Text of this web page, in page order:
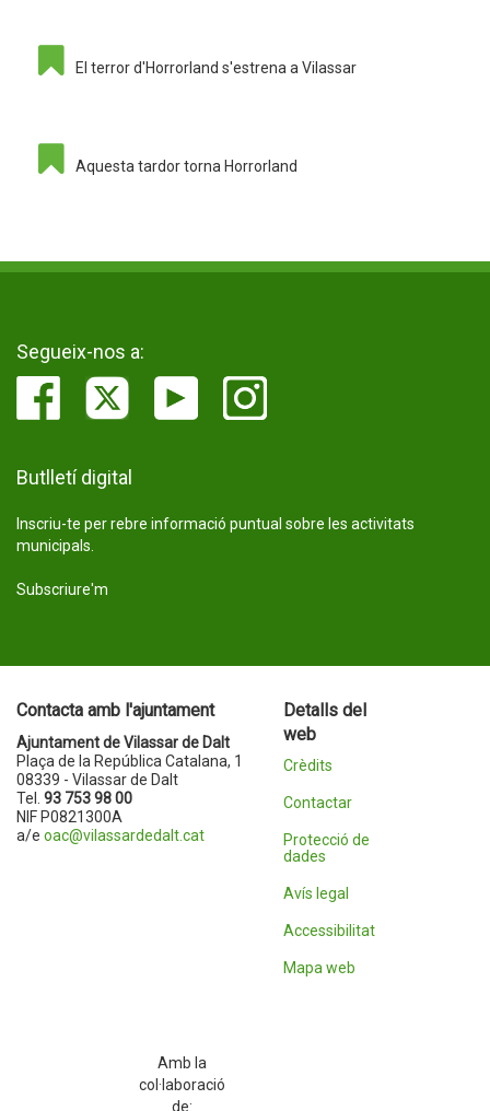
El terror d'Horrorland s'estrena a Vilassar
Aquesta tardor torna Horrorland
Segueix-nos a:
Butlletí digital
Inscriu-te per rebre informació puntual sobre les activitats
municipals.
Subscriure'm
Contacta amb l'ajuntament
Ajuntament de Vilassar de Dalt
Plaça de la República Catalana, 1
08339 - Vilassar de Dalt
Tel. 93 753 98 00
NIF P0821300A
a/e oac@vilassardedalt.cat
Detalls del
web
Crèdits
Contactar
Protecció de
dades
Avís legal
Accessibilitat
Mapa web
Amb la
col·laboració
de: